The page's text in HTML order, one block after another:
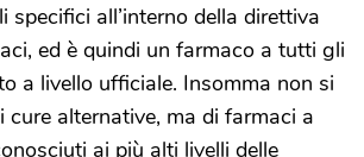
specifici all’interno della direttiva
ed è quindi un farmaco a tutti gli
a livello ufficiale. Insomma non si
cure alternative, ma di farmaci a
ai più alti livelli delle